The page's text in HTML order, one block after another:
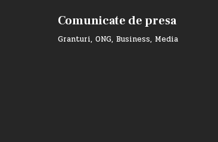
Comunicate de presa
Granturi, ONG, Business, Media